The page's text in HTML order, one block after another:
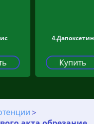
4.Дапоксетин
Купить